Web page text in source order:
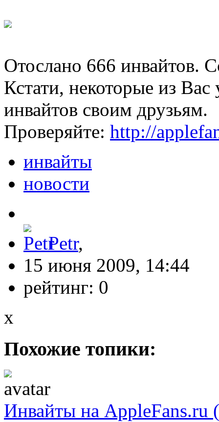
Отослано 666 инвайтов.
Кстати, некоторые из
инвайтов своим друзьям.
Проверяйте: http://
инвайты
новости
Petr,
15 июня 2009, 14:44
рейтинг: 0
x
Похожие топики:
Инвайты на AppleFans.ru